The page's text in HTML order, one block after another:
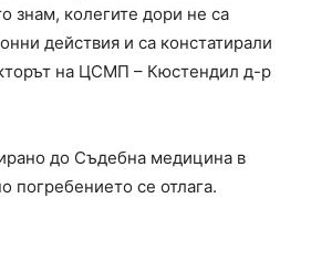
знам, колегите дори не са
действия и са констатирали
на ЦСМП – Кюстендил д-р
до Съдебна медицина в
погребението се отлага.